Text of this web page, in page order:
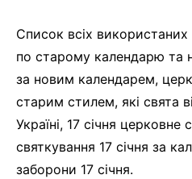
Список всіх використаних
по старому календарю та
за новим календарем,
старим стилем, які свята
Україні, 17 січня церковне
святкування 17 січня за
заборони 17 січня.